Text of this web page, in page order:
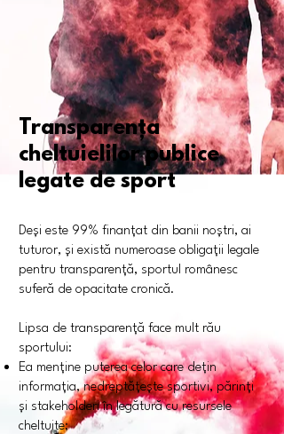
Transparența
cheltuielilor publice
legate de sport
Deși este 99% finanțat din banii noștri, ai
tuturor, și există numeroase obligații legale
pentru transparență, sportul românesc
suferă de opacitate cronică.
Lipsa de transparență face mult rău
sportului:
Ea menține puterea celor care dețin
informația, nedreptățește sportivi, părinți
și stakeholderi în legătură cu resursele
cheltuite;